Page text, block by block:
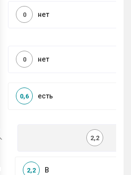
нет
0
нет
0
есть
0,6
2,2
B
2,2